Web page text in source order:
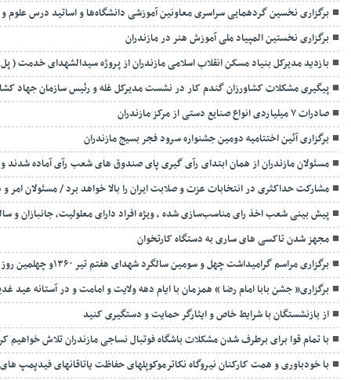
برگزاری نخسین گردهمایی سراسری معاونین آموزشی دانشگاه‌ها و اساتید درس
برگزاری نخستین المپیاد ملی آموزش هنر در مازندران
بازدید مدیرکل بنیاد مسکن انقلاب اسلامی مازندران از پروژه سیدالشهدای خدمت ( پل
پیگیری مشکلات کشاورزان گندم کار در نشست مدیرکل غله و رئیس سازمان جهاد
صادرات ۷ میلیاردی انواع صنایع دستی از مرکز مازندران
برگزاری آئین اختتامیه دومین جشنواره سرود فجر بسیج مازندران
مسئولان مازندران از همان ابتدای رآی گیری پای صندوق های شعب رآی آماده شدند
مشارکت حداکثری در انتخابات عزت و صلابت ایران را بالا خواهد برد / مسئولان
پیش بینی شعب اخذ رای مناسب‌سازی شده ، ویژه افراد دارای معلولیت، جانبازان و
مجهز شدن تاکسی های ساری به دستگاه کارتخوان
برگزاری مراسم گرامیداشت چهل و سومین سالگرد شهدای هفتم تیر ۱۳۶۰و چهلمین روز شهادت سیدالشهدای خدمت و همراهانشان در مازندران
برگزاری« جشن بابا امام رضا » همزمان با ایام دهه ولایت و امامت و در آستانه عید
از بازنشستگان با شرایط خاص و ایثارگر حمایت و دستگیری کنید
با تمام قوا برای برطرف شدن مشکلات باشگاه فوتبال نساجی مازندران تلاش
با خودباوری و همت کارکنان نیروگاه نکاترموکوپلهای حفاظت یاتاقانهای فیدپمپ